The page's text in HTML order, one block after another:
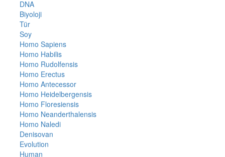
DNA
Biyoloji
Tür
Soy
Homo Sapiens
Homo Habilis
Homo Rudolfensis
Homo Erectus
Homo Antecessor
Homo Heidelbergensis
Homo Floresiensis
Homo Neanderthalensis
Homo Naledi
Denisovan
Evolution
Human